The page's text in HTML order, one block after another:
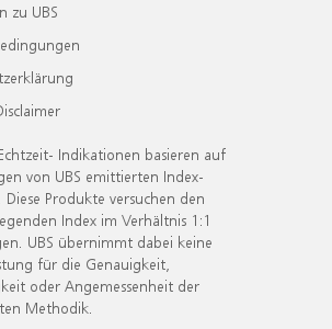
zu UBS
Indikationen basieren auf
von UBS emittierten Index-
Produkte versuchen den
Index im Verhältnis 1:1
UBS übernimmt dabei keine
für die Genauigkeit,
oder Angemessenheit der
Methodik.